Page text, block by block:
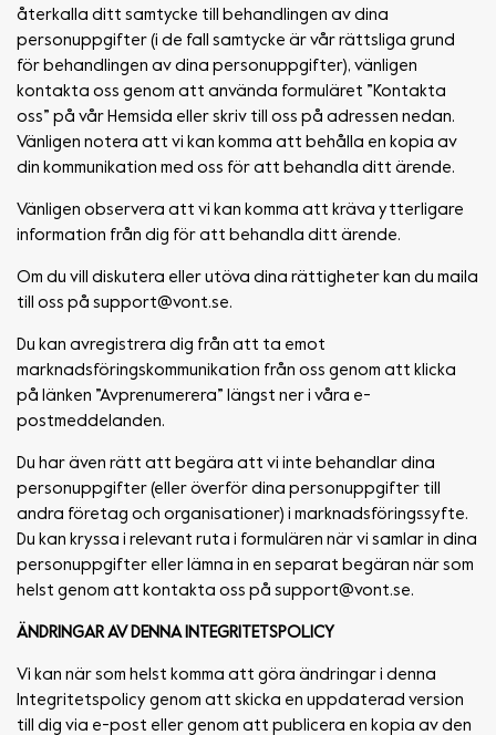
återkalla ditt samtycke till behandlingen av dina
personuppgifter (i de fall samtycke är vår rättsliga grund
för behandlingen av dina personuppgifter), vänligen
kontakta oss genom att använda formuläret ”Kontakta
oss” på vår Hemsida eller skriv till oss på adressen nedan.
Vänligen notera att vi kan komma att behålla en kopia av
din kommunikation med oss för att behandla ditt ärende.
Vänligen observera att vi kan komma att kräva ytterligare
information från dig för att behandla ditt ärende.
Om du vill diskutera eller utöva dina rättigheter kan du maila
till oss på support@vont.se.
Du kan avregistrera dig från att ta emot
marknadsföringskommunikation från oss genom att klicka
på länken ”Avprenumerera” längst ner i våra e-
postmeddelanden.
Du har även rätt att begära att vi inte behandlar dina
personuppgifter (eller överför dina personuppgifter till
andra företag och organisationer) i marknadsföringssyfte.
Du kan kryssa i relevant ruta i formulären när vi samlar in dina
personuppgifter eller lämna in en separat begäran när som
helst genom att kontakta oss på support@vont.se.
ÄNDRINGAR AV DENNA INTEGRITETSPOLICY
Vi kan när som helst komma att göra ändringar i denna
Integritetspolicy genom att skicka en uppdaterad version
till dig via e-post eller genom att publicera en kopia av den